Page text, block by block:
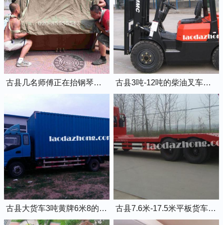
古县几名师傅正在抬钢琴上楼 古县3吨-12吨的柴油叉车出租
古县大货车3吨黄牌6米8的厢式货车 古县7.6米-17.5米平板货车出租